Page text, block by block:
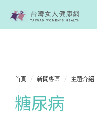
首頁 新聞專區 主題介紹
糖尿病